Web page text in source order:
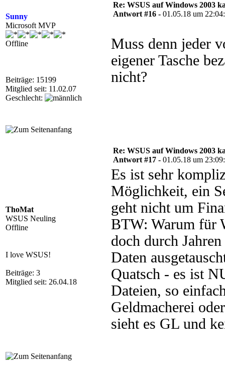
Sunny
Microsoft MVP
Offline
Beiträge: 15199
Mitglied seit: 11.02.07
Geschlecht:
Re: WSUS auf Windows 2003
Antwort #16 - 01.05.18 um
Muss denn jeder
eigener Tasche
nicht?
ThoMat
WSUS Neuling
Offline
I love WSUS!
Beiträge: 3
Mitglied seit: 26.04.18
Re: WSUS auf Windows 2003
Antwort #17 - 01.05.18 um
Es ist sehr
Möglichkeit, ein
geht nicht um
BTW: Warum für
doch durch
Daten
Quatsch - es ist
Dateien, so
Geldmacherei
sieht es GL und